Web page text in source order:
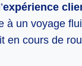
expérience
à un voyage
en cours de